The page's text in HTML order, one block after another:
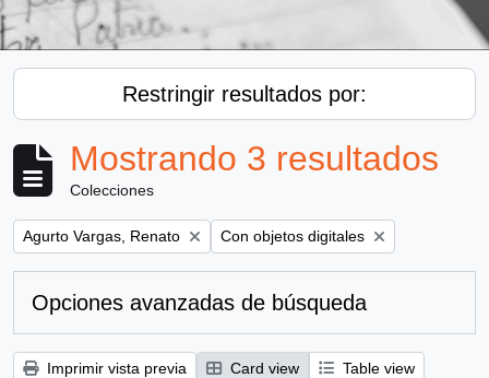
Restringir resultados por:
Mostrando 3 resultados
Colecciones
Remove filter:
Agurto Vargas, Renato Remove filter:
Con objetos digitales
Opciones avanzadas de búsqueda
Imprimir vista previa Card view
Table view